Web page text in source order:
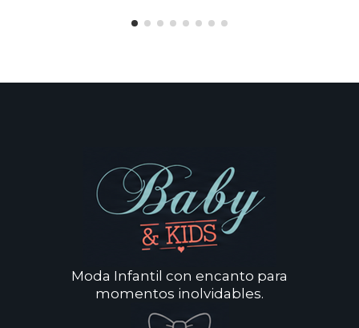
Moda Infantil con encanto para
momentos inolvidables.